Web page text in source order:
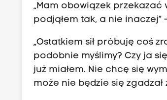
„Mam obowiązek
podjąłem tak, a nie inaczej”
„Ostatkiem sił próbuję coś
podobnie myślimy? Czy ja
już miałem. Nie chcę się
może nie będzie się zgadzał